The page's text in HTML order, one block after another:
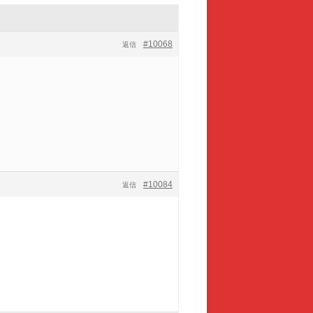
#10068
返信
#10084
返信